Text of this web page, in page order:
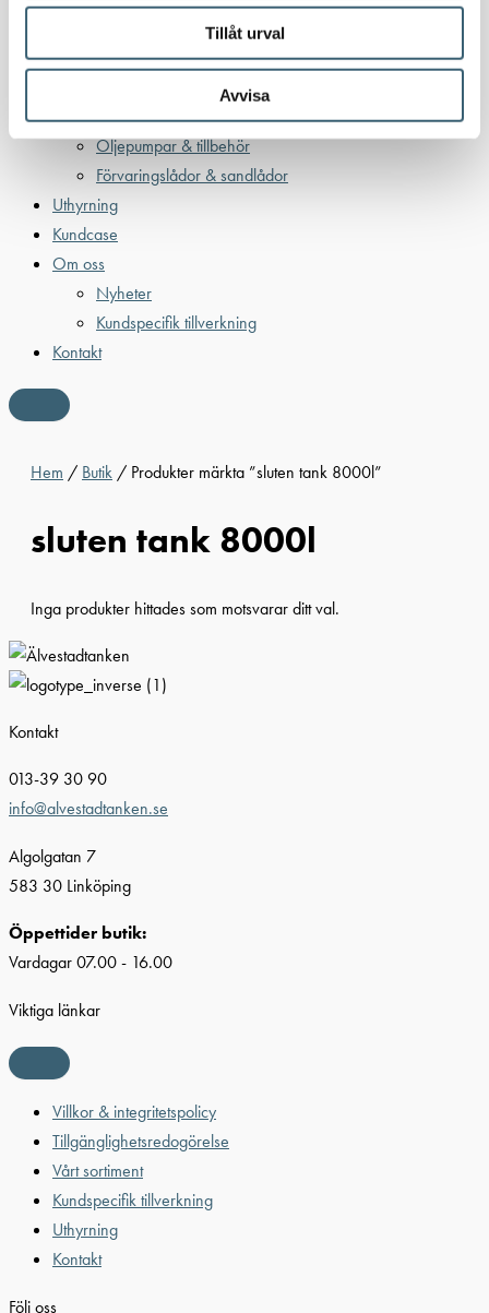
Tillåt urval
Avvisa
Verkstad
Uppsamlingskärl för fat & IBC
Spilloljetankar & utrustning
Oljepumpar & tillbehör
Förvaringslådor & sandlådor
Uthyrning
Kundcase
Om oss
Nyheter
Kundspecifik tillverkning
Kontakt
Hem / Butik / Produkter märkta ”sluten tank 8000l”
sluten tank 8000l
Inga produkter hittades som motsvarar ditt val.
Kontakt
013-39 30 90
info@alvestadtanken.se
Algolgatan 7
583 30 Linköping
Öppettider butik:
Vardagar 07.00 - 16.00
Viktiga länkar
Villkor & integritetspolicy
Tillgänglighetsredogörelse
Vårt sortiment
Kundspecifik tillverkning
Uthyrning
Kontakt
Följ oss